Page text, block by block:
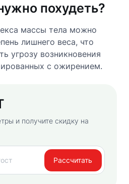
похудеть?
массы тела можно
лишнего веса, что
угрозу возникновения
с ожирением.
и получите скидку на
Рассчитать